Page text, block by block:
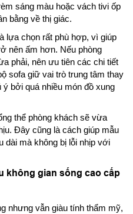
sáng màu hoặc vách tivi ốp
bằng về thị giác.
lựa chọn rất phù hợp, vì giúp
nên ấm hơn. Nếu phòng
phải, nên ưu tiên các chi tiết
sofa giữ vai trò trung tâm thay
bởi quá nhiều món đồ xung
thể phòng khách sẽ vừa
Đây cũng là cách giúp mẫu
dài mà không bị lỗi nhịp với
không gian sống cao cấp
nhưng vẫn giàu tính thẩm mỹ,